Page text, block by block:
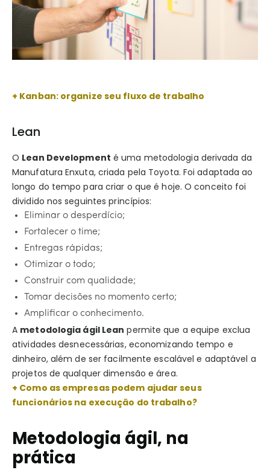
+ Kanban: organize seu fluxo de trabalho
Lean
O Lean Development é uma metodologia derivada da
Manufatura Enxuta, criada pela Toyota. Foi adaptada ao
longo do tempo para criar o que é hoje. O conceito foi
dividido nos seguintes princípios:
Eliminar o desperdício;
Fortalecer o time;
Entregas rápidas;
Otimizar o todo;
Construir com qualidade;
Tomar decisões no momento certo;
Amplificar o conhecimento.
A metodologia ágil Lean permite que a equipe exclua
atividades desnecessárias, economizando tempo e
dinheiro, além de ser facilmente escalável e adaptável a
projetos de qualquer dimensão e área.
+ Como as empresas podem ajudar seus
funcionários na execução do trabalho?
Metodologia ágil, na
prática